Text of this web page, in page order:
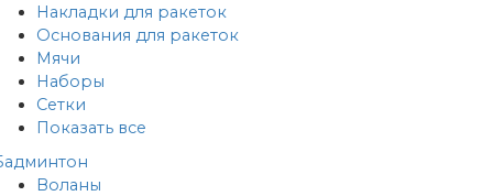
Накладки для ракеток
Основания для ракеток
Мячи
Наборы
Сетки
Показать все
Воланы